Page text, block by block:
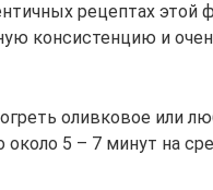
рецептах этой
консистенцию и
оливковое или
около 5 – 7 минут на